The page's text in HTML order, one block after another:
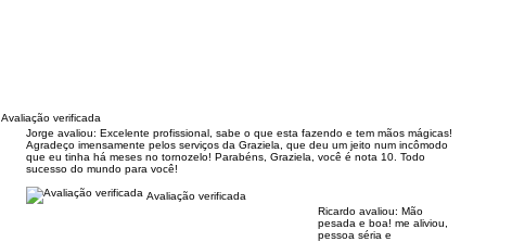
Avaliação verificada
Jorge avaliou: Excelente profissional, sabe o que esta fazendo e tem mãos mágicas!
Agradeço imensamente pelos serviços da Graziela, que deu um jeito num incômodo
que eu tinha há meses no tornozelo! Parabéns, Graziela, você é nota 10. Todo
sucesso do mundo para você!
Avaliação verificada
Ricardo avaliou: Mão
pesada e boa! me aliviou,
pessoa séria e